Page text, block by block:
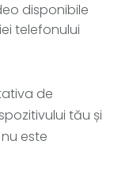
disponibile
telefonului
de
tău și
este